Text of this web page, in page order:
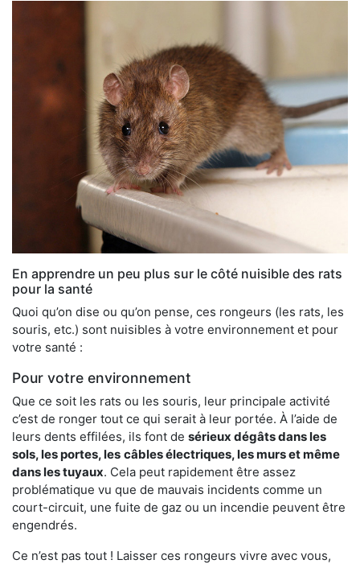
En apprendre un peu plus sur le côté nuisible des rats
pour la santé
Quoi qu’on dise ou qu’on pense, ces rongeurs (les rats, les
souris, etc.) sont nuisibles à votre environnement et pour
votre santé :
Pour votre environnement
Que ce soit les rats ou les souris, leur principale activité
c’est de ronger tout ce qui serait à leur portée. À l’aide de
leurs dents effilées, ils font de sérieux dégâts dans les
sols, les portes, les câbles électriques, les murs et même
dans les tuyaux. Cela peut rapidement être assez
problématique vu que de mauvais incidents comme un
court-circuit, une fuite de gaz ou un incendie peuvent être
engendrés.
Ce n’est pas tout ! Laisser ces rongeurs vivre avec vous,